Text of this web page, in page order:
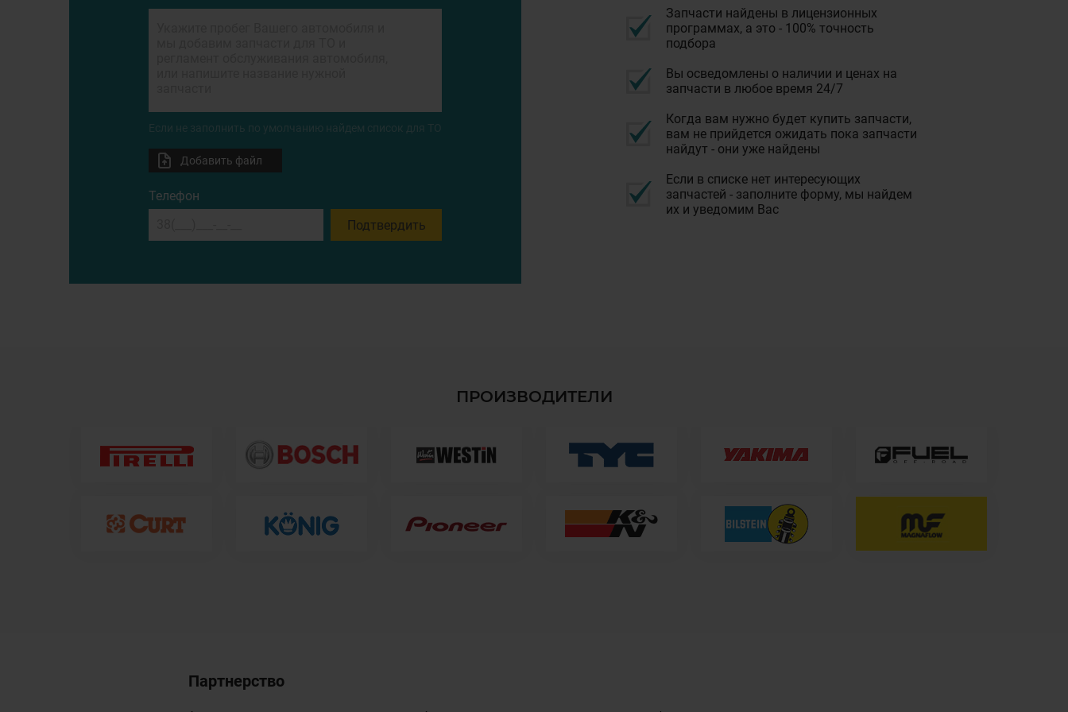
Если не заполнить по умолчанию найдем список для ТО
Добавить файл
Телефон
Подтвердить
Запчасти найдены в лицензионных
программах, а это - 100% точность
подбора
Вы осведомлены о наличии и ценах на
запчасти в любое время 24/7
Когда вам нужно будет купить запчасти,
вам не прийдется ожидать пока запчасти
найдут - они уже найдены
Если в списке нет интересующих
запчастей - заполните форму, мы найдем
их и уведомим Вас
ПРОИЗВОДИТЕЛИ
Партнерство